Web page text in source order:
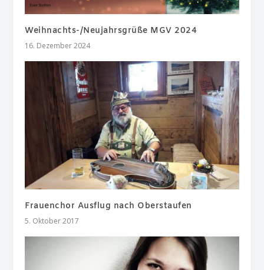
Weihnachts-/Neujahrsgrüße MGV 2024
16. Dezember 2024
Frauenchor Ausflug nach Oberstaufen
5. Oktober 2017